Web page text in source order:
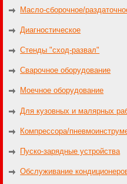
Масло-сборочное/
Диагностическое
Cтенды "сход-развал"
Cварочное оборудование
Моечное оборудование
Для кузовных и малярных
Компрессора/
Пуско-зарядные устройства
Обслуживание